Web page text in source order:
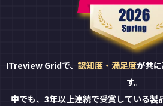
ITreview Gridで、 認知度・満足度が共
す。
中でも、3年以上連続で受賞している製